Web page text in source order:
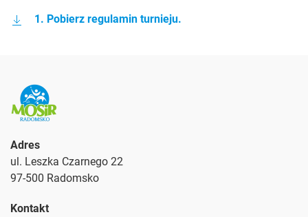
1. Pobierz regulamin turnieju.
Adres
ul. Leszka Czarnego 22
97-500 Radomsko
Kontakt